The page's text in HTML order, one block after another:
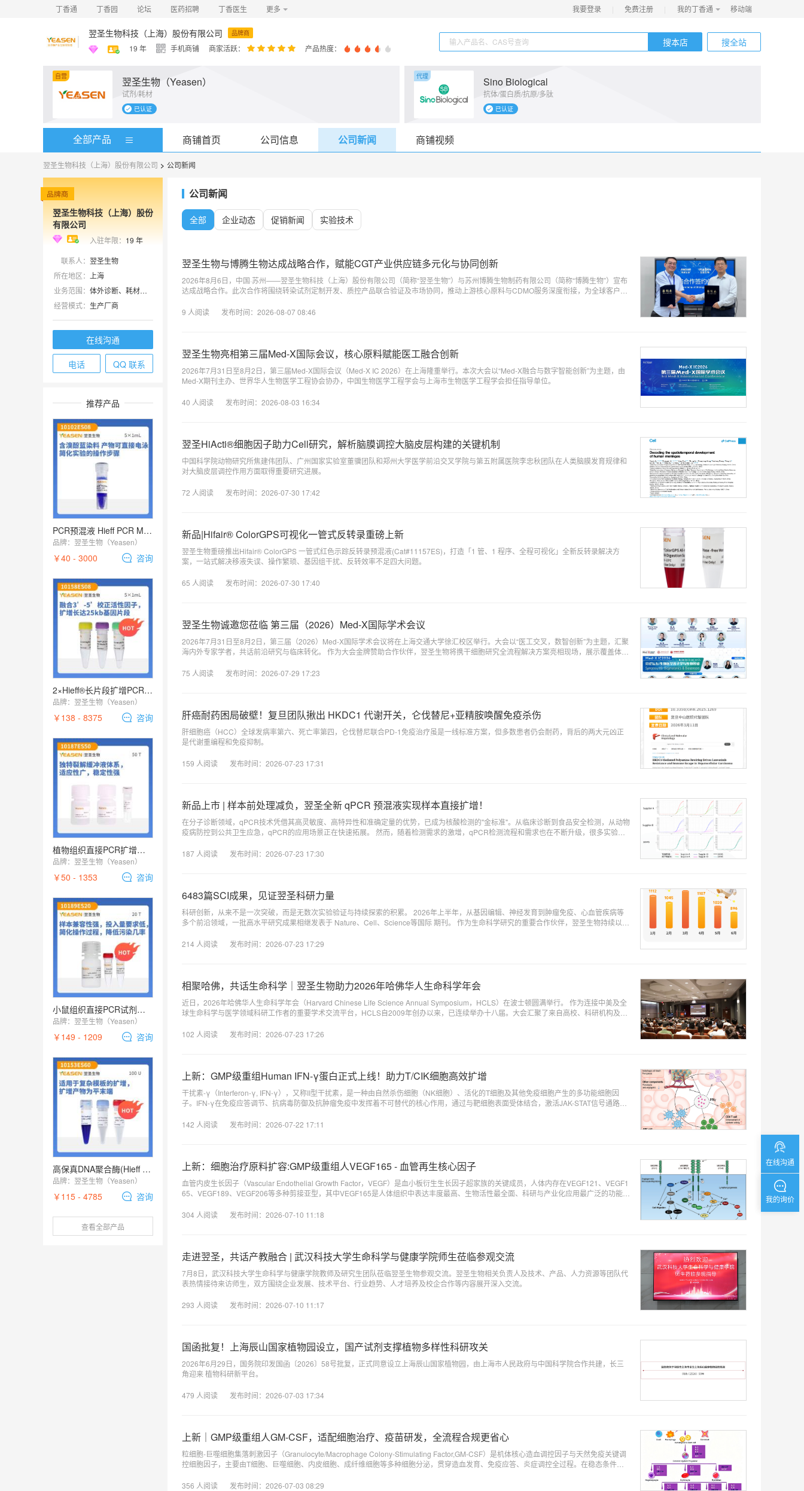
丁香通 丁香园 论坛 医药招聘 丁香医生 更多 我要登录 免费注册 我的丁香通 移动端
翌圣生物科技（上海）股份有限公司 品牌商
19 年 手机商铺 商家活跃： 产品热度：
搜本店 搜全站
自营 翌圣生物（Yeasen）
试剂/耗材
已认证
代理 Sino Biological
抗体/蛋白质/抗原/多肽
已认证
全部产品 商铺首页 公司信息 公司新闻 商铺视频
翌圣生物科技（上海）股份有限公司 > 公司新闻
翌圣生物科技（上海）股份
有限公司
入驻年限： 19 年
联系人： 翌圣生物
所在地区：
上海
业务范围：
体外诊断、耗材、技术服务、抗体、ELISA 试剂盒、细胞库 / 细胞培养、试剂
经营模式： 生产厂商
在线沟通
电话 QQ 联系
推荐产品
PCR预混液 Hieff PCR Master Mix (With Dye)
品牌： 翌圣生物（Yeasen）
￥40 - 3000 咨询
2×Hieff®长片段扩增PCR预混液( Ultra-Long PCR Master Mix)
品牌： 翌圣生物（Yeasen）
￥138 - 8375 咨询
植物组织直接PCR扩增试剂盒(Plant Tissue PCR Kit)
品牌： 翌圣生物（Yeasen）
￥50 - 1353 咨询
小鼠组织直接PCR试剂盒 Mouse Tissue Direct PCR Kit Plus
品牌： 翌圣生物（Yeasen）
￥149 - 1209 咨询
高保真DNA聚合酶(Hieff Canace® Plus High-Fidelity DNA Polymerase)
品牌： 翌圣生物（Yeasen）
￥115 - 4785 咨询
查看全部产品
公司新闻
全部 企业动态 促销新闻 实验技术
翌圣生物与博腾生物达成战略合作，赋能CGT产业供应链多元化与协同创新
2026年8月6日，中国·苏州——翌圣生物科技（上海）股份有限公司（简称“翌圣生物”）与苏州博腾生物制药有限公司（简称“博腾生物”）宣布
达成战略合作。此次合作将围绕转染试剂定制开发、质控产品联合验证及市场协同，推动上游核心原料与CDMO服务深度衔接，为全球客户提
9 人阅读 发布时间： 2026-08-07 08:46
翌圣生物亮相第三届Med-X国际会议，核心原料赋能医工融合创新
2026年7月31日至8月2日，第三届Med-X国际会议（Med-X IC 2026）在上海隆重举行。本次大会以“Med-X融合与数字智能创新”为主题，由
Med-X期刊主办、世界华人生物医学工程协会协办，中国生物医学工程学会与上海市生物医学工程学会担任指导单位。
40 人阅读 发布时间： 2026-08-03 16:34
翌圣HiActi®细胞因子助力Cell研究，解析脑膜调控大脑皮层构建的关键机制
中国科学院动物研究所焦建伟团队、广州国家实验室董骥团队和郑州大学医学前沿交叉学院与第五附属医院李忠秋团队在人类脑膜发育规律和
对大脑皮层调控作用方面取得重要研究进展。
72 人阅读 发布时间： 2026-07-30 17:42
新品|Hifair® ColorGPS可视化一管式反转录重磅上新
翌圣生物重磅推出Hifair® ColorGPS 一管式红色示踪反转录预混液(Cat#11157ES)，打造「1 管、1 程序、全程可视化」全新反转录解决方
案，一站式解决移液失误、操作繁琐、基因组干扰、反转效率不足四大问题。
65 人阅读 发布时间： 2026-07-30 17:40
翌圣生物诚邀您莅临 第三届（2026）Med-X国际学术会议
2026年7月31日至8月2日，第三届（2026）Med-X国际学术会议将在上海交通大学徐汇校区举行。大会以“医工交叉，数智创新”为主题，汇聚
海内外专家学者，共话前沿研究与临床转化。 作为大会金牌赞助合作伙伴，翌圣生物将携干细胞研究全流程解决方案亮相现场，展示覆盖体细
交流实验需求与技术方案。
75 人阅读 发布时间： 2026-07-29 17:23
肝癌耐药困局破壁！复旦团队揪出 HKDC1 代谢开关，仑伐替尼+亚精胺唤醒免疫杀伤
肝细胞癌（HCC）全球发病率第六、死亡率第四，仑伐替尼联合PD-1免疫治疗虽是一线标准方案，但多数患者仍会耐药，背后的两大元凶正
是代谢重编程和免疫抑制。
159 人阅读 发布时间： 2026-07-23 17:31
新品上市 | 样本前处理减负，翌圣全新 qPCR 预混液实现样本直接扩增！
在分子诊断领域，qPCR技术凭借其高灵敏度、高特异性和准确定量的优势，已成为核酸检测的"金标准"。从临床诊断到食品安全检测，从动物
疫病防控到公共卫生应急，qPCR的应用场景正在快速拓展。 然而，随着检测需求的激增，qPCR检测流程和需求也在不断升级，很多实验室
187 人阅读 发布时间： 2026-07-23 17:30
6483篇SCI成果，见证翌圣科研力量
科研创新，从来不是一次突破，而是无数次实验验证与持续探索的积累。 2026年上半年，从基因编辑、神经发育到肿瘤免疫、心血管疾病等
多个前沿领域，一批高水平研究成果相继发表于 Nature、Cell、Science等国际 期刊。 作为生命科学研究的重要合作伙伴，翌圣生物持续以高
214 人阅读 发布时间： 2026-07-23 17:29
相聚哈佛，共话生命科学｜翌圣生物助力2026年哈佛华人生命科学年会
近日，2026年哈佛华人生命科学年会（Harvard Chinese Life Science Annual Symposium，HCLS）在波士顿圆满举行。 作为连接中美及全
球生命科学与医学领域科研工作者的重要学术交流平台，HCLS自2009年创办以来，已连续举办十八届。大会汇聚了来自高校、科研机构及生
102 人阅读 发布时间： 2026-07-23 17:26
上新：GMP级重组Human IFN-γ蛋白正式上线！助力T/CIK细胞高效扩增
干扰素-γ（Interferon-γ, IFN-γ），又称II型干扰素，是一种由自然杀伤细胞（NK细胞）、活化的T细胞及其他免疫细胞产生的多功能细胞因
子。IFN-γ在免疫应答调节、抗病毒防御及抗肿瘤免疫中发挥着不可替代的核心作用，通过与靶细胞表面受体结合，激活JAK-STAT信号通路，
142 人阅读 发布时间： 2026-07-22 17:11
上新：细胞治疗原料扩容:GMP级重组人VEGF165 - 血管再生核心因子
血管内皮生长因子（Vascular Endothelial Growth Factor，VEGF）是血小板衍生生长因子超家族的关键成员，人体内存在VEGF121、VEGF1
65、VEGF189、VEGF206等多种剪接亚型，其中VEGF165是人体组织中表达丰度最高、生物活性最全面、科研与产业化应用最广泛的功能性
304 人阅读 发布时间： 2026-07-10 11:18
走进翌圣，共话产教融合 | 武汉科技大学生命科学与健康学院师生莅临参观交流
7月8日，武汉科技大学生命科学与健康学院教师及研究生团队莅临翌圣生物参观交流。翌圣生物相关负责人及技术、产品、人力资源等团队代
表热情接待来访师生，双方围绕企业发展、技术平台、行业趋势、人才培养及校企合作等内容展开深入交流。
293 人阅读 发布时间： 2026-07-10 11:17
国函批复！上海辰山国家植物园设立，国产试剂支撑植物多样性科研攻关
2026年6月29日，国务院印发国函〔2026〕58号批复，正式同意设立上海辰山国家植物园，由上海市人民政府与中国科学院合作共建，长三
角迎来 植物科研新平台。
479 人阅读 发布时间： 2026-07-03 17:34
上新｜GMP级重组人GM-CSF，适配细胞治疗、疫苗研发，全流程合规更省心
粒细胞-巨噬细胞集落刺激因子（Granulocyte/Macrophage Colony-Stimulating Factor,GM-CSF）是机体核心造血调控因子与天然免疫关键调
控细胞因子，主要由T细胞、巨噬细胞、内皮细胞、成纤维细胞等多种细胞分泌，贯穿造血发育、免疫应答、炎症调控全过程。在稳态条件
状细胞等多种细胞的增殖、存活、成熟与分化，均受 GM-CSF 的显著影响。相较于普通生长因子，GM-CSF作用靶点更广、免疫调控能力更
356 人阅读 发布时间： 2026-07-03 08:29
在线沟通
我的询价